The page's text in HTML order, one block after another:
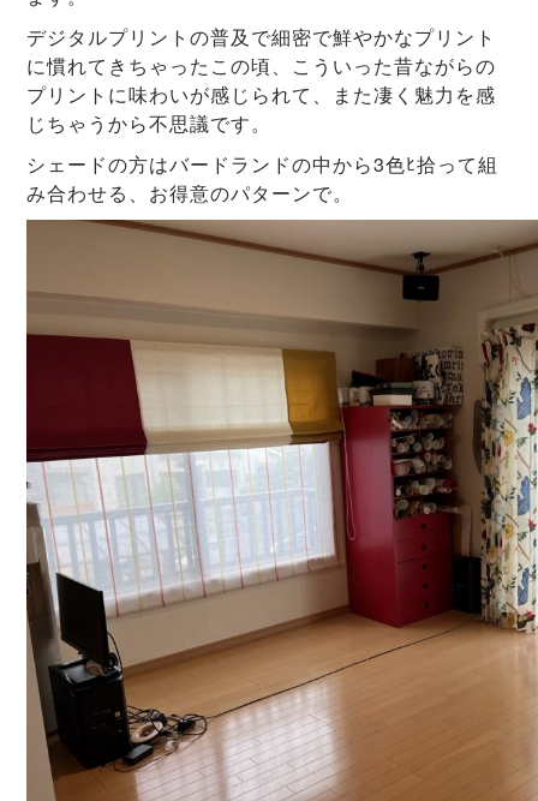
デジタルプリントの普及で細密で鮮やかなプリント
に慣れてきちゃったこの頃、こういった昔ながらの
プリントに味わいが感じられて、また凄く魅力を感
じちゃうから不思議です。
シェードの方はバードランドの中から3色ﾋ拾って組
み合わせる、お得意のパターンで。